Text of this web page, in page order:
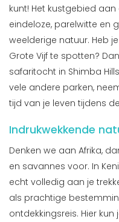
kunt! Het kustgebied
eindeloze, parelwitte en
weelderige natuur. Heb
Grote Vijf te spotten?
safaritocht in Shimba
vele andere parken,
tijd van je leven tijdens
Indrukwekkende
Denken we aan Afrika,
en savannes voor. In
echt volledig aan je
als prachtige
ontdekkingsreis. Hier